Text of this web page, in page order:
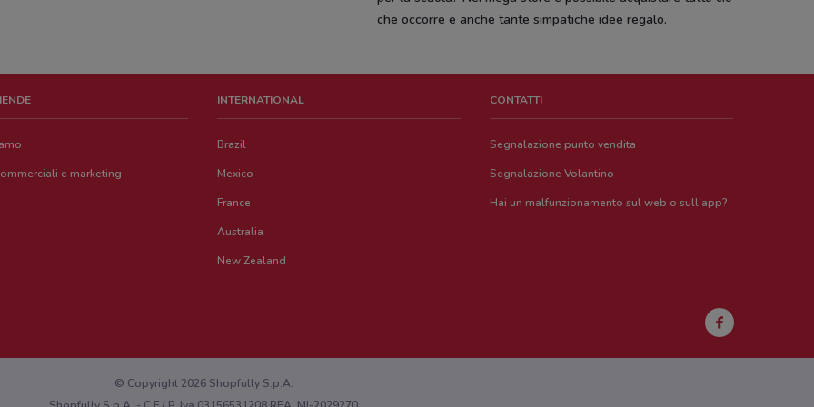
che occorre e anche tante simpatiche idee regalo.
e marketing
INTERNATIONAL
Brazil
Mexico
France
Australia
New Zealand
CONTATTI
Segnalazione punto vendita
Segnalazione Volantino
Hai un malfunzionamento sul web o sull'app?
© Copyright 2026 Shopfully S.p.A.